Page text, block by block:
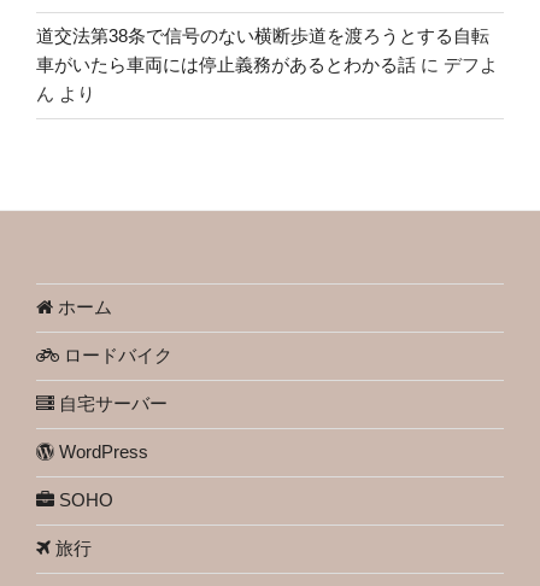
道交法第38条で信号のない横断歩道を渡ろうとする自転
車がいたら車両には停止義務があるとわかる話 に デフよ
ん より
ホーム
ロードバイク
自宅サーバー
WordPress
SOHO
旅行